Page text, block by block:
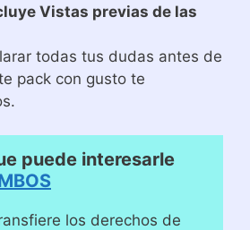
Vistas previas de las
todas tus dudas antes de
pack con gusto te
puede interesarle
los derechos de